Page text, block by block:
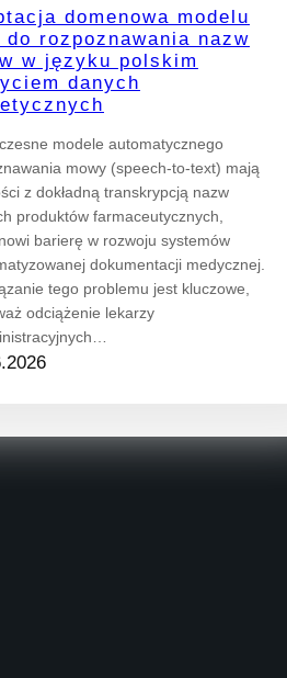
domenowa modelu
do rozpoznawania nazw
w języku polskim
danych
modele automatycznego
mowy (speech-to-text) mają
z dokładną transkrypcją nazw
produktów farmaceutycznych,
barierę w rozwoju systemów
dokumentacji medycznej.
tego problemu jest kluczowe,
odciążenie lekarzy